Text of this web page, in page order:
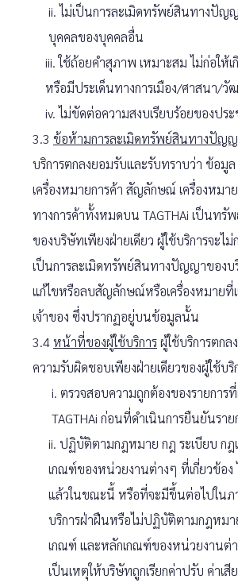
ii. ไม่เป็นการละเมิดทรัพย์สินทางปัญ
บุคคลของบุคคลอื่น
iii. ใช้ถ้อยคำสุภาพ เหมาะสม ไม่ก่อให้
หรือมีประเด็นทางการเมือง/ศาสนา/วั
iv. ไม่ขัดต่อความสงบเรียบร้อยของปร
3.3 ข้อห้ามการละเมิดทรัพย์สินทางปัญ
บริการตกลงยอมรับและรับทราบว่า ข้อมู
เครื่องหมายการค้า สัญลักษณ์ เครื่องหมา
ทางการค้าทั้งหมดบน TAGTHAi เป็นท
ของบริษัทเพียงฝ่ายเดียว ผู้ใช้บริการจะไ
เป็นการละเมิดทรัพย์สินทางปัญญาของบ
แก้ไขหรือลบสัญลักษณ์หรือเครื่องหมายที่
เจ้าของ ซึ่งปรากฏอยู่บนข้อมูลนั้น
3.4 หน้าที่ของผู้ใช้บริการผู้ใช้บริการตก
ความรับผิดชอบเพียงฝ่ายเดียวของผู้ใช้บริ
i. ตรวจสอบความถูกต้องของรายการ
TAGTHAi ก่อนที่ดำเนินการยืนยันราย
ii. ปฏิบัติตามกฎหมาย กฎ ระเบียบ ก
เกณฑ์ของหน่วยงานต่างๆ ที่เกี่ยวข้อง
แล้วในขณะนี้ หรือที่จะมีขึ้นต่อไปในภ
บริการฝ่าฝืนหรือไม่ปฏิบัติตามกฎหมา
เกณฑ์ และหลักเกณฑ์ของหน่วยงานต่
เป็นเหตุให้บริษัทถูกเรียกค่าปรับ ค่าเ